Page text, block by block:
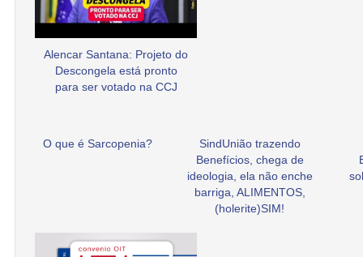
Alencar Santana: Projeto do
Descongela está pronto
para ser votado na CCJ
O que é Sarcopenia?
SindUnião trazendo
Benefícios, chega de
ideologia, ela não enche
barriga, ALIMENTOS,
(holerite)SIM!